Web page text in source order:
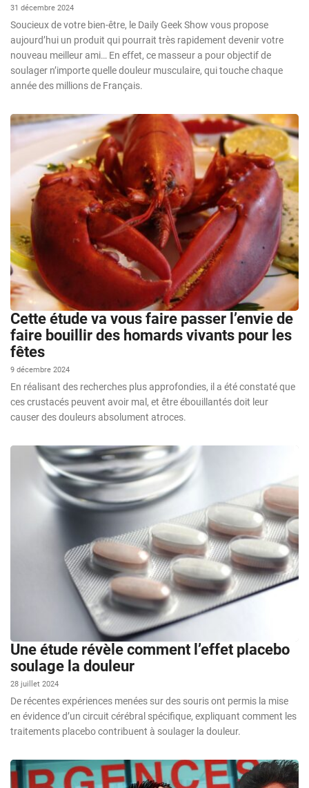
31 décembre 2024
Soucieux de votre bien-être, le Daily Geek Show vous propose
aujourd’hui un produit qui pourrait très rapidement devenir votre
nouveau meilleur ami… En effet, ce masseur a pour objectif de
soulager n’importe quelle douleur musculaire, qui touche chaque
année des millions de Français.
Cette étude va vous faire passer l’envie de
faire bouillir des homards vivants pour les
fêtes
9 décembre 2024
En réalisant des recherches plus approfondies, il a été constaté que
ces crustacés peuvent avoir mal, et être ébouillantés doit leur
causer des douleurs absolument atroces.
Une étude révèle comment l’effet placebo
soulage la douleur
28 juillet 2024
De récentes expériences menées sur des souris ont permis la mise
en évidence d’un circuit cérébral spécifique, expliquant comment les
traitements placebo contribuent à soulager la douleur.